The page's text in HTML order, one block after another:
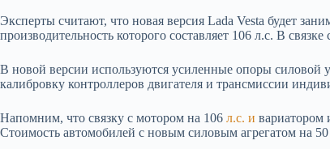
Эксперты считают, что новая версия Lada Vesta будет
производительность которого составляет 106 л.с. В
В новой версии используются усиленные опоры силовой
калибровку контроллеров двигателя и трансмиссии
Напомним, что связку с мотором на 106 л.с. и вариатором
Стоимость автомобилей с новым силовым агрегатом на